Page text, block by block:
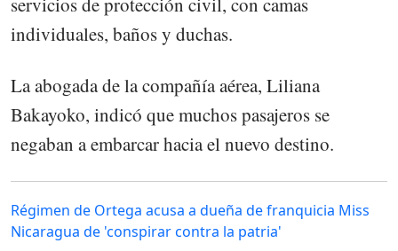
individuales, baños y duchas.
La abogada de la compañía aérea, Liliana
Bakayoko, indicó que muchos pasajeros se
negaban a embarcar hacia el nuevo destino.
Régimen de Ortega acusa a dueña de franquicia Miss
Nicaragua de 'conspirar contra la patria'